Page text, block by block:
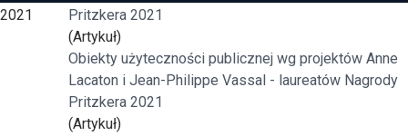
2021
Pritzkera 2021
(Artykuł)
Obiekty użyteczności publicznej wg projektów Anne
Lacaton i Jean-Philippe Vassal - laureatów Nagrody
Pritzkera 2021
(Artykuł)